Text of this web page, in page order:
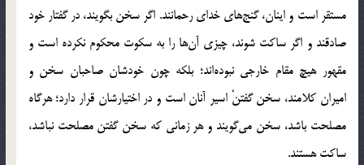
مستقر است و اينان، گنج‎هاي خداي رحمانند. اگر سخن بگويند، در گفتار خود
صادقند و اگر ساكت شوند، چيزي آن‎ها را به سكوت محكوم نكرده است و
مقهور هيچ مقام خارجي نبوده‎اند؛ بلكه چون خودشان صاحبان سخن و
اميران كلامند، سخن گفتنْ اسير آنان است و در اختيارشان قرار دارد؛ هرگاه
مصلحت باشد، سخن مي‎گويند و هر زماني كه سخن گفتن مصلحت نباشد،
ساكت هستند.